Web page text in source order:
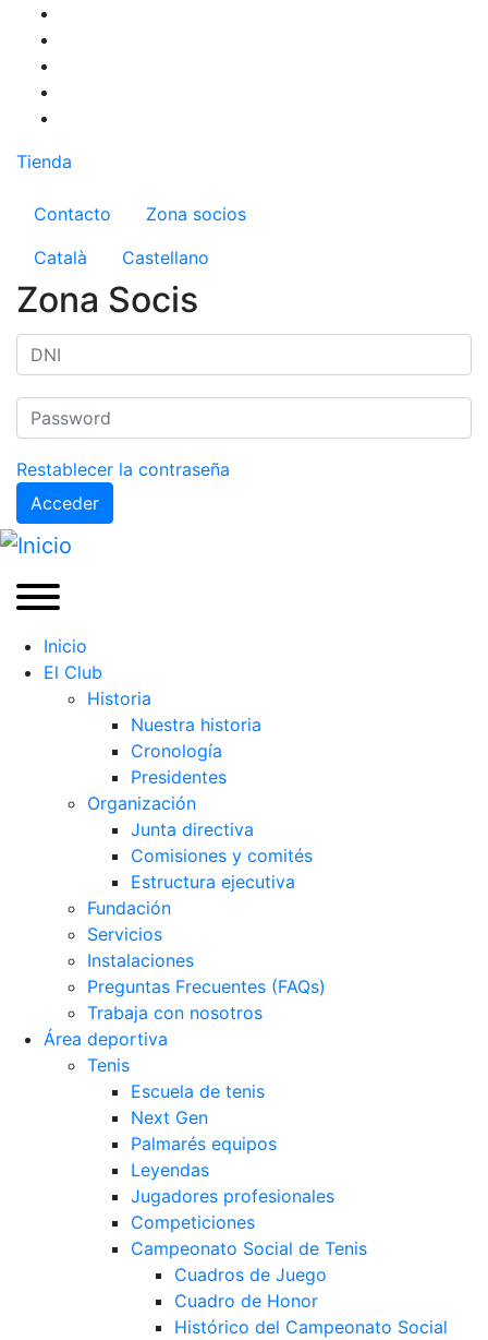
Pasar
contenido
principal
Tienda
Menú del compte d'usuari
Contacto
Zona socios
Català
Castellano
Zona Socis
Restablecer la contraseña
Acceder
Inicio
El Club
Historia
Nuestra historia
Cronología
Presidentes
Organización
Junta directiva
Comisiones y comités
Estructura ejecutiva
Fundación
Servicios
Instalaciones
Preguntas Frecuentes (FAQs)
Trabaja con nosotros
Área deportiva
Tenis
Escuela de tenis
Next Gen
Palmarés equipos
Leyendas
Jugadores profesionales
Competiciones
Campeonato Social de Tenis
Cuadros de Juego
Cuadro de Honor
Histórico del Campeonato Social